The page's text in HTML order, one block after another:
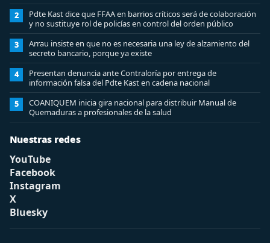
2
Pdte Kast dice que FFAA en barrios críticos será de colaboración
y no sustituye rol de policías en control del orden público
3
Arrau insiste en que no es necesaria una ley de alzamiento del
secreto bancario, porque ya existe
4
Presentan denuncia ante Contraloría por entrega de
información falsa del Pdte Kast en cadena nacional
5
COANIQUEM inicia gira nacional para distribuir Manual de
Quemaduras a profesionales de la salud
Nuestras redes
YouTube
Facebook
Instagram
X
Bluesky